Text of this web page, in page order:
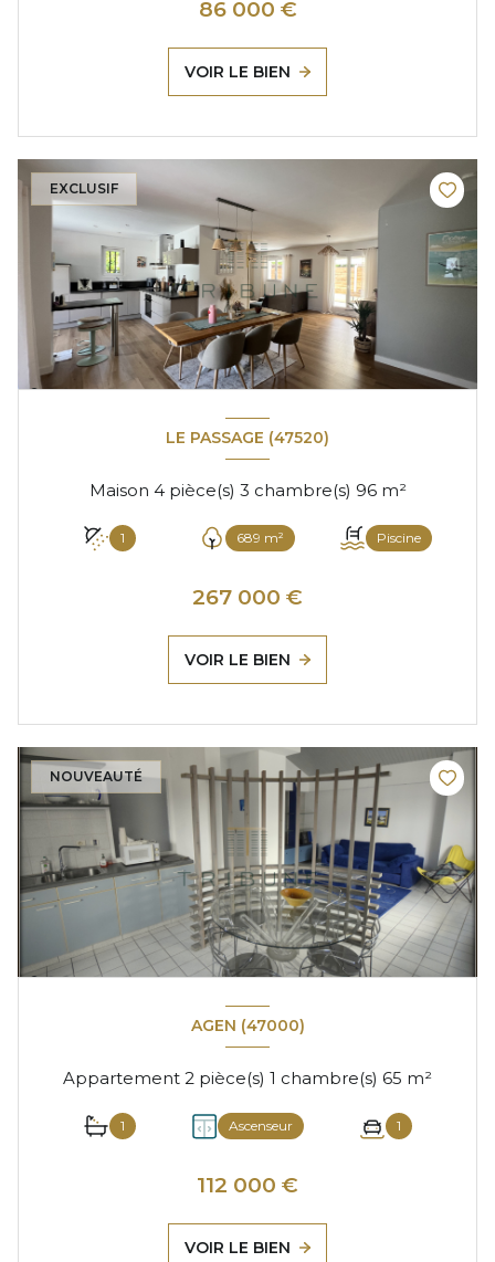
86 000 €
VOIR LE BIEN
EXCLUSIF
LE PASSAGE (47520)
Maison 4 pièce(s) 3 chambre(s) 96 m²
1 689 m² Piscine
267 000 €
VOIR LE BIEN
NOUVEAUTÉ
AGEN (47000)
Appartement 2 pièce(s) 1 chambre(s) 65 m²
1 Ascenseur 1
112 000 €
VOIR LE BIEN